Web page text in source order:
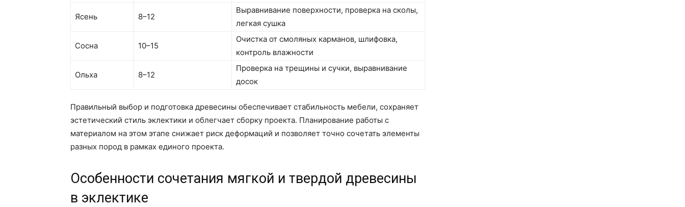
Ясень 8–12
Выравнивание поверхности, проверка на сколы,
легкая сушка
Сосна 10–15
Очистка от смоляных карманов, шлифовка,
контроль влажности
Ольха 8–12
Проверка на трещины и сучки, выравнивание
досок
Правильный выбор и подготовка древесины обеспечивает стабильность мебели, сохраняет
эстетический стиль эклектики и облегчает сборку проекта. Планирование работы с
материалом на этом этапе снижает риск деформаций и позволяет точно сочетать элементы
разных пород в рамках единого проекта.
Особенности сочетания мягкой и твердой древесины
в эклектике